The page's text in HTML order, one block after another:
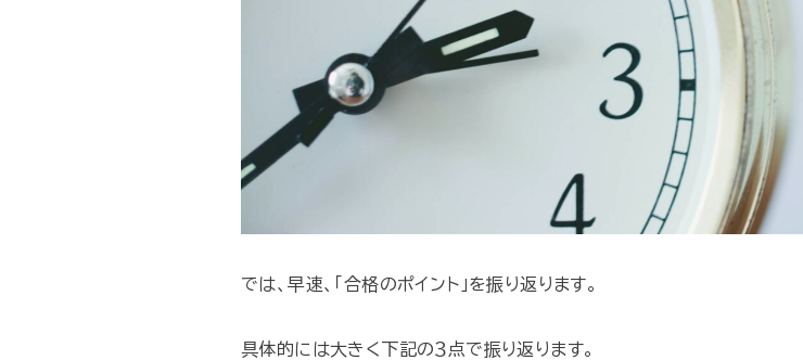
では、早速、「合格のポイント」を振り返ります。
具体的には大きく下記の３点で振り返ります。